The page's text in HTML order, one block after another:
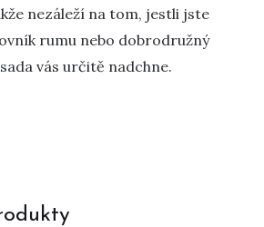
nezáleží na tom, jestli jste
rumu nebo dobrodružný
vás určitě nadchne.